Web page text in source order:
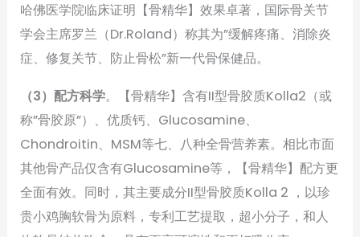
哈佛医学院临床证明【骨精华】效果卓著，国际骨关节
学会主席罗兰（Dr.Roland）称其为”缓解疼痛、消除炎
症、修复关节、防止骨松”新一代骨保健品。
（3）配方科学。【骨精华】含有II型骨胶质Kolla2（或
称”骨胶原”）、优质钙、Glucosamine、
Chondroitin、MSM等七、八种全骨营养素。相比市面
其他骨产品仅含有Glucosamine等，【骨精华】配方更
全面有效。同时，其主要成分II型骨胶质Kolla 2 ，以珍
贵小鸡胸软骨为原料，专利工艺提取，超小分子，和人